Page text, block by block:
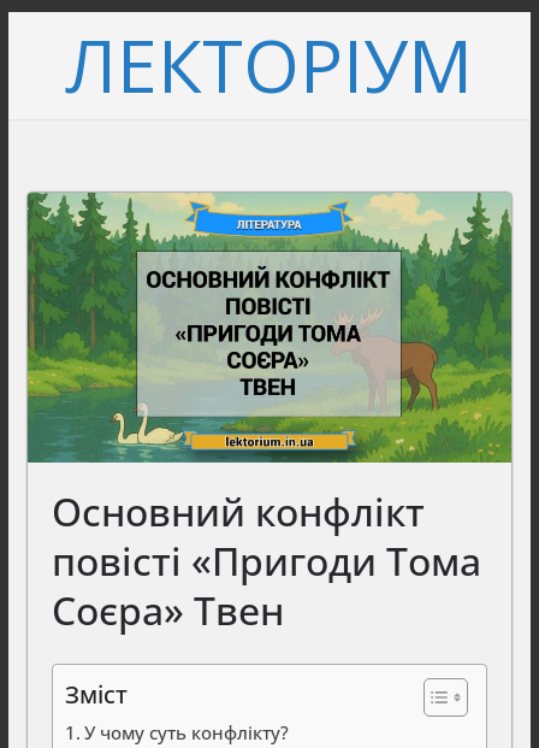
вмістуЛЕКТОРІУМ
Основний конфлікт
повісті «Пригоди Тома
Соєра» Твен
Зміст
У чому суть конфлікту?